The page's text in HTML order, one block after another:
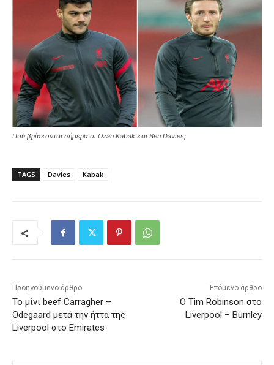
Πού βρίσκονται σήμερα οι Ozan Kabak και Ben Davies;
TAGS Davies Kabak
Προηγούμενο άρθρο
Το μίνι beef Carragher –
Odegaard μετά την ήττα της
Liverpool στο Emirates
Επόμενο άρθρο
Ο Tim Robinson στο
Liverpool – Burnley